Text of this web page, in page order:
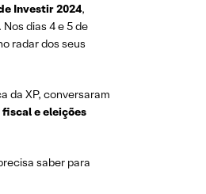
Investir 2024,
dias 4 e 5 de
radar dos seus
da XP, conversaram
fiscal e eleições
saber para